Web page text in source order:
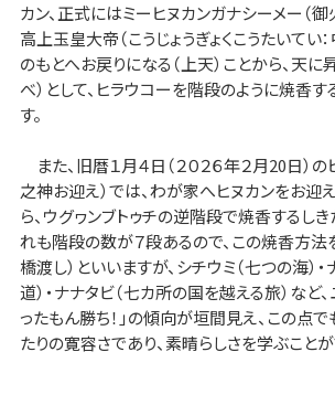
カン、正式にはミーヒヌカンガナシーメー（
高上玉皇大帝（こうじょうぎょくこうたいてい
のもとへお戻りになる（上天）ことから、天に
べ）として、ヒラウコーを階段のように焼香す
す。
また、旧暦１月４日（２０２６年２月20日）
之神お迎え）では、わが家へヒヌカンをお迎
ら、ウグヮンブトゥチの逆階段で焼香するしき
れも階段の数が７段あるので、この焼香方法
橋渡し）といいますが、シチウミ（七つの海）
道）・ナナタビ（七カ所の国を越える旅）など
ったもん勝ち！」の傾向が垣間見え、この点
たりの寛容さであり、素晴らしさを学ぶことが